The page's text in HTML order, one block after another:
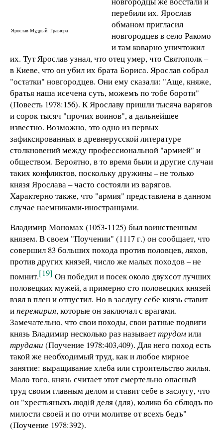
Ярослав Мудрый. Гравюра
перебили их. Ярослав
обманом пригласил
новгородцев в село Ракомо
и там коварно уничтожил
их. Тут Ярослав узнал, что отец умер, что Святополк –
в Киеве, что он убил их брата Бориса. Ярослав собрал
"остатки" новгородцев. Они ему сказали: "Аще, княже,
братья наша исечена суть, можемъ по тобе бороти"
(Повесть 1978:156). К Ярославу пришли тысяча варягов
и сорок тысяч "прочих воинов", а дальнейшее
известно. Возможно, это одно из первых
зафиксированных в древнерусской литературе
столкновений между профессиональной "армией" и
обществом. Вероятно, в то время были и другие случаи
таких конфликтов, поскольку дружины – не только
князя Ярослава – часто состояли из варягов.
Характерно также, что "армия" представлена в данном
случае наемниками-иностранцами.
Владимир Мономах (1053-1125) был воинственным
князем. В своем "Поучении" (1117 г.) он сообщает, что
совершил 83 больших похода против половцев, ляхов,
против других князей, число же малых походов – не
помнит.[19] Он победил и посек около двухсот лучших
половецких мужей, а примерно сто половецких князей
взял в плен и отпустил. Но в заслугу себе князь ставит
иперемирия, которые он заключал с врагами.
Замечательно, что свои походы, свои ратные подвиги
князь Владимир несколько раз называеттрудомили
трудами (Поучение 1978:403,409). Для него поход есть
такой же необходимый труд, как и любое мирное
занятие: выращивание хлеба или строительство жилья.
Мало того, князь считает этот смертельно опасный
труд своим главным делом и ставит себе в заслугу, что
он "хрестьяныхъ людiй деля (для), колико бо сблюдъ по
милости своей и по отчи молитве от всехъ бедъ"
(Поучение 1978:392).